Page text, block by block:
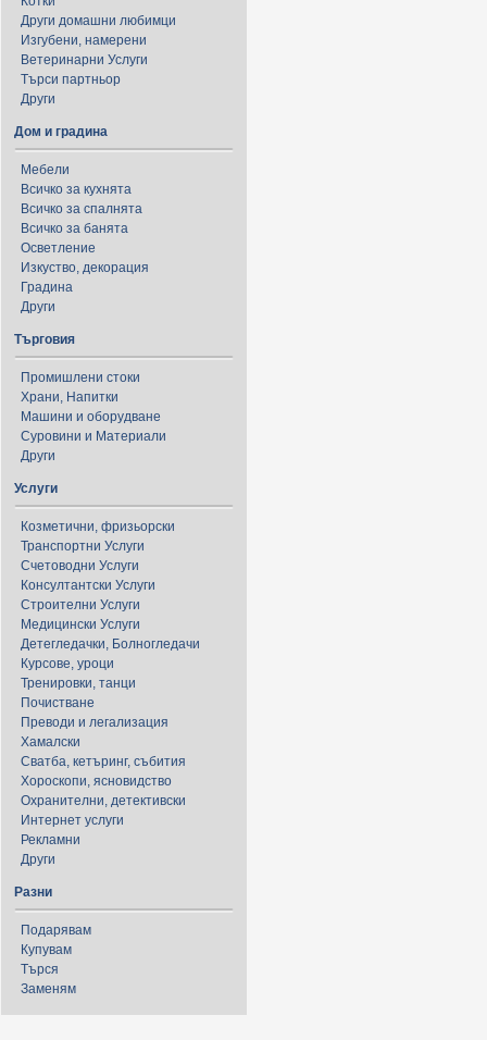
Други домашни любимци
Изгубени, намерени
Ветеринарни Услуги
Търси партньор
Други
Дом и градина
Мебели
Всичко за кухнята
Всичко за спалнята
Всичко за банята
Осветление
Изкуство, декорация
Градина
Други
Търговия
Промишлени стоки
Храни, Напитки
Машини и оборудване
Суровини и Материали
Други
Услуги
Козметични, фризьорски
Транспортни Услуги
Счетоводни Услуги
Консултантски Услуги
Строителни Услуги
Медицински Услуги
Детегледачки, Болногледачи
Курсове, уроци
Тренировки, танци
Почистване
Преводи и легализация
Хамалски
Сватба, кетъринг, събития
Хороскопи, ясновидство
Охранителни, детективски
Интернет услуги
Рекламни
Други
Разни
Подарявам
Купувам
Търся
Заменям